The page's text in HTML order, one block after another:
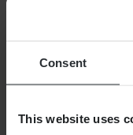
Consent
This website uses